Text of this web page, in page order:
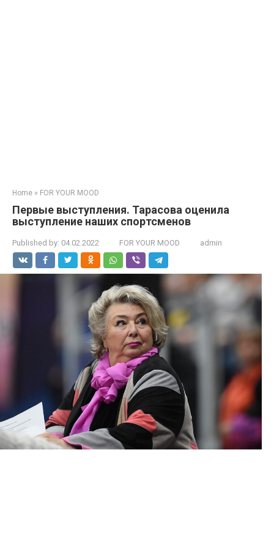
Home » FOR YOUR MOOD
Первые выступления. Тарасова оценила
выступление наших спортсменов
Published by: 04.02.2022 FOR YOUR MOOD admin